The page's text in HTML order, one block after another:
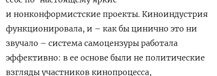
и нонконформистские проекты. Киноиндустрия
функционировала, и – как бы цинично это ни
звучало – система самоцензуры работала
эффективно: в ее основе были не политические
взгляды участников кинопроцесса,